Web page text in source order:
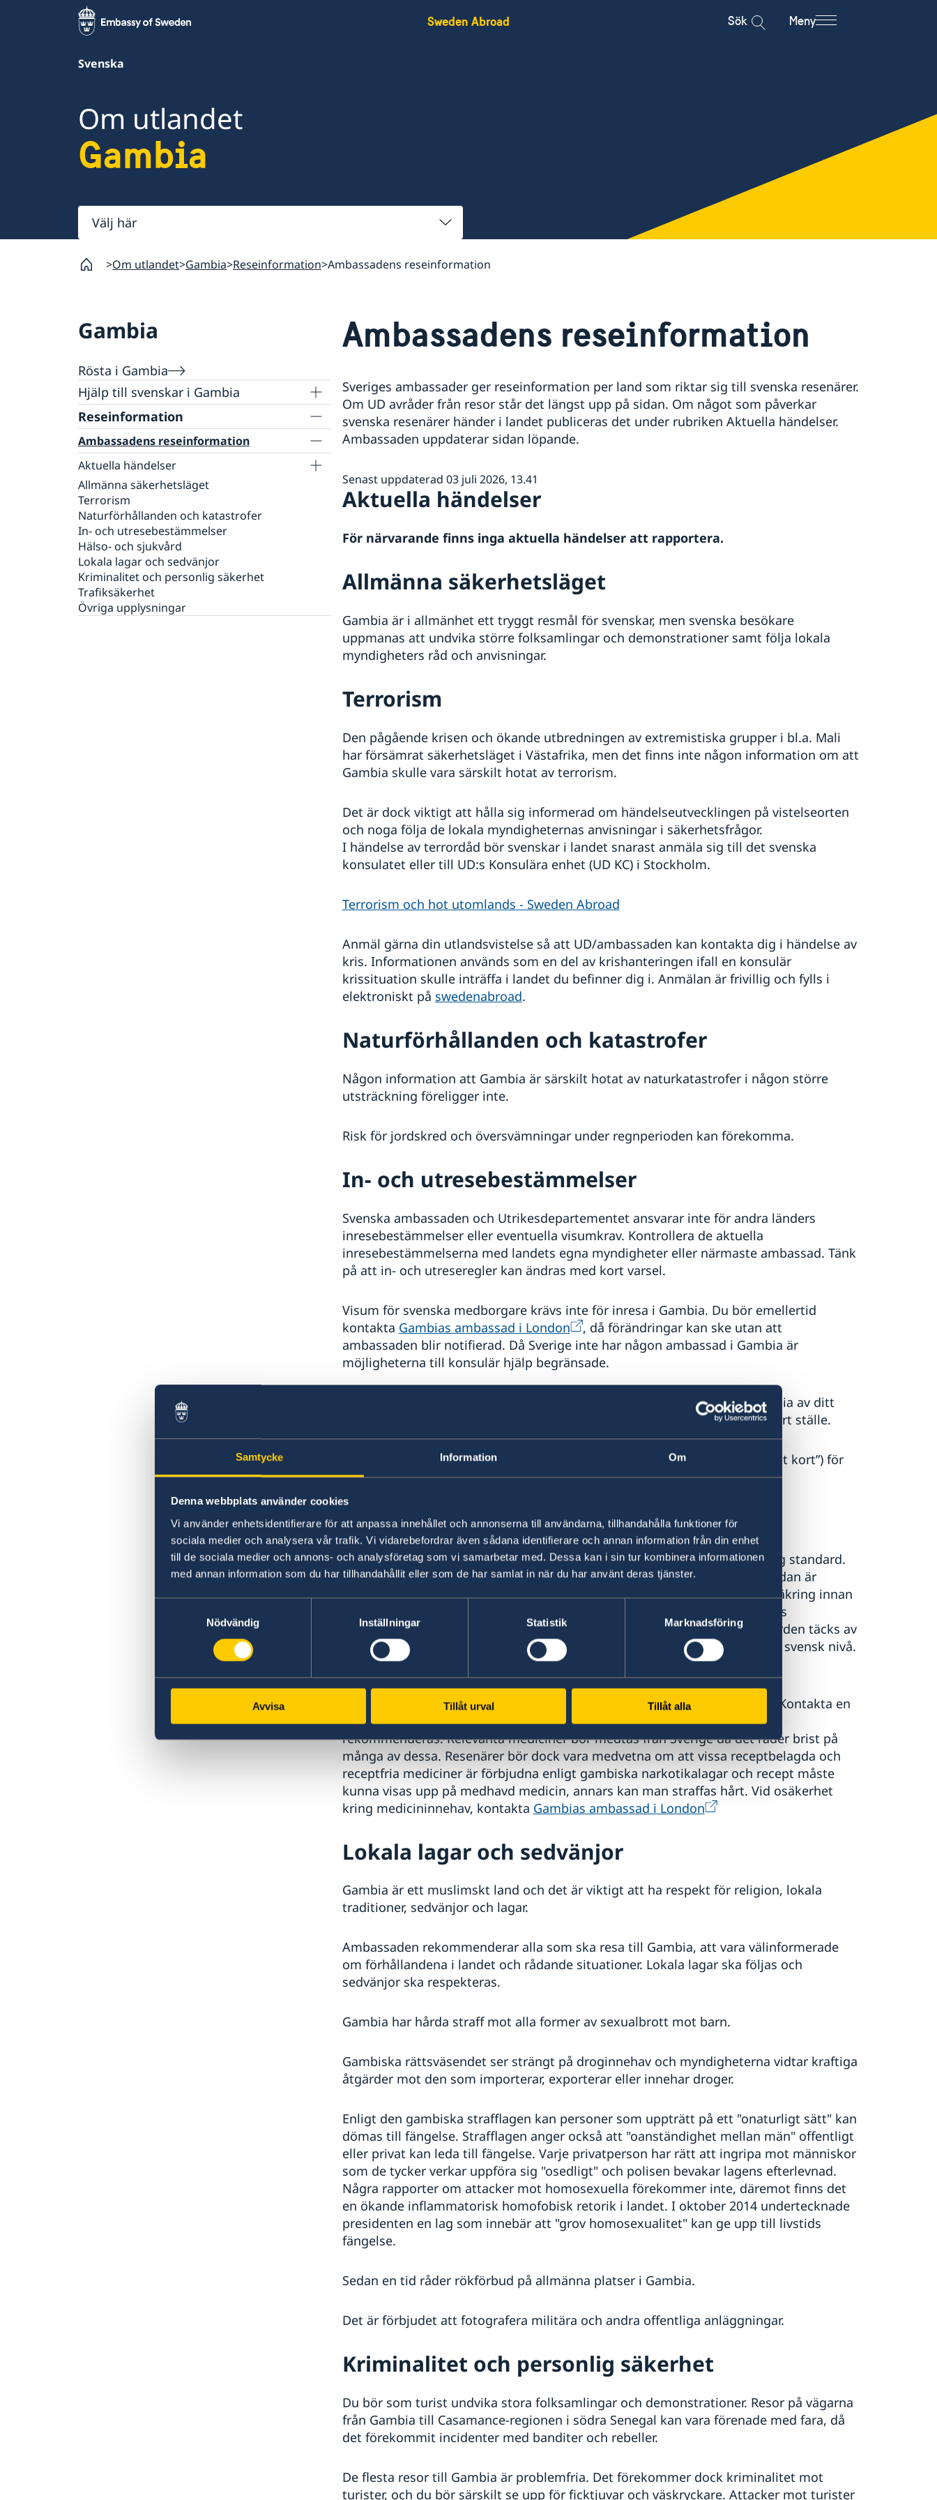
Samtycke Information Om
Denna webbplats använder cookies
Vi använder enhetsidentifierare för att anpassa innehållet och annonserna till användarna, tillhandahålla funktioner för
sociala medier och analysera vår trafik. Vi vidarebefordrar även sådana identifierare och annan information från din enhet
till de sociala medier och annons- och analysföretag som vi samarbetar med. Dessa kan i sin tur kombinera informationen
med annan information som du har tillhandahållit eller som de har samlat in när du har använt deras tjänster.
Nödvändig
Inställningar Statistik Marknadsföring
Avvisa Tillåt urval Tillåt alla
Sweden Abroad Sök Meny
Svenska
Om utlandet
Gambia
Välj
här
Om utlandet Gambia Reseinformation Ambassadens reseinformation
Gambia
Rösta i Gambia
Hjälp till svenskar i Gambia
Rösta i Gambia
Pass utomlands
Samordningsnummer
Provisoriskt pass
Gifta sig utomlands
Reseinformation
Ambassadens reseinformation
Aktuella händelser
Information om det nya Coronaviruset
Allmänna säkerhetsläget
Terrorism
Naturförhållanden och katastrofer
In- och utresebestämmelser
Hälso- och sjukvård
Lokala lagar och sedvänjor
Kriminalitet och personlig säkerhet
Trafiksäkerhet
Övriga upplysningar
Ambassadens reseinformation
Sveriges ambassader ger reseinformation per land som riktar sig till svenska resenärer.
Om UD avråder från resor står det längst upp på sidan. Om något som påverkar
svenska resenärer händer i landet publiceras det under rubriken Aktuella händelser.
Ambassaden uppdaterar sidan löpande.
Senast uppdaterad 03 juli 2026, 13.41
Aktuella händelser
För närvarande finns inga aktuella händelser att rapportera.
Allmänna säkerhetsläget
Gambia är i allmänhet ett tryggt resmål för svenskar, men svenska besökare
uppmanas att undvika större folksamlingar och demonstrationer samt följa lokala
myndigheters råd och anvisningar.
Terrorism
Den pågående krisen och ökande utbredningen av extremistiska grupper i bl.a. Mali
har försämrat säkerhetsläget i Västafrika, men det finns inte någon information om att
Gambia skulle vara särskilt hotat av terrorism.
Det är dock viktigt att hålla sig informerad om händelseutvecklingen på vistelseorten
och noga följa de lokala myndigheternas anvisningar i säkerhetsfrågor.
I händelse av terrordåd bör svenskar i landet snarast anmäla sig till det svenska
konsulatet eller till UD:s Konsulära enhet (UD KC) i Stockholm.
Terrorism och hot utomlands - Sweden Abroad
Anmäl gärna din utlandsvistelse så att UD/ambassaden kan kontakta dig i händelse av
kris. Informationen används som en del av krishanteringen ifall en konsulär
krissituation skulle inträffa i landet du befinner dig i. Anmälan är frivillig och fylls i
elektroniskt på swedenabroad.
Naturförhållanden och katastrofer
Någon information att Gambia är särskilt hotat av naturkatastrofer i någon större
utsträckning föreligger inte.
Risk för jordskred och översvämningar under regnperioden kan förekomma.
In- och utresebestämmelser
Svenska ambassaden och Utrikesdepartementet ansvarar inte för andra länders
inresebestämmelser eller eventuella visumkrav. Kontrollera de aktuella
inresebestämmelserna med landets egna myndigheter eller närmaste ambassad. Tänk
på att in- och utreseregler kan ändras med kort varsel.
Visum för svenska medborgare krävs inte för inresa i Gambia. Du bör emellertid
kontakta Gambias ambassad i London
, då förändringar kan ske utan att
ambassaden blir notifierad. Då Sverige inte har någon ambassad i Gambia är
möjligheterna till konsulär hjälp begränsade.
Turister bör bära med sig ID-handlingar vid alla tillfällen. Bär gärna en kopia av ditt
pass. Tänk på att ditt pass är ett värdehandling, förvara passet på ett säkert ställe.
Varje resenär bör ha fullgott vaccinationsintyg, däribland vaccinbevis (”Gult kort”) för
Gula febern om man har vistats i länder där det förekommer.
Hälso- och sjukvård
Resenärer bör vara medvetna om att sjukhusen i Gambia håller mycket låg standard.
Vid allvarliga sjukdomsfall kan evakuering till Europa bli nödvändig. En sådan är
mycket kostsam. De tär därför nödvändigt att ha en heltäckande reseförsäkring innan
man reser till Gambia. Vid olycksfall bör man kontakta försäkringsbolagets
larmcentral. Det är larmcentralen som kan ge sjukhusen en garanti att vården täcks av
försäkringen, men de flesta sjukhusen har inte acceptabel standard enligt svensk nivå.
Se över ditt försäkringsskydd före avresan!
Bland hälsorisker bör nämnas malaria, denguefeber, gula febern och HIV. Kontakta en
vaccinationscentral i god tid innan avresa till Gambia. Malariaprofylax
rekommenderas. Relevanta mediciner bör medtas från Sverige då det råder brist på
många av dessa. Resenärer bör dock vara medvetna om att vissa receptbelagda och
receptfria mediciner är förbjudna enligt gambiska narkotikalagar och recept måste
kunna visas upp på medhavd medicin, annars kan man straffas hårt. Vid osäkerhet
kring medicininnehav, kontakta Gambias ambassad i London
Lokala lagar och sedvänjor
Gambia är ett muslimskt land och det är viktigt att ha respekt för religion, lokala
traditioner, sedvänjor och lagar.
Ambassaden rekommenderar alla som ska resa till Gambia, att vara välinformerade
om förhållandena i landet och rådande situationer. Lokala lagar ska följas och
sedvänjor ska respekteras.
Gambia har hårda straff mot alla former av sexualbrott mot barn.
Gambiska rättsväsendet ser strängt på droginnehav och myndigheterna vidtar kraftiga
åtgärder mot den som importerar, exporterar eller innehar droger.
Enligt den gambiska strafflagen kan personer som uppträtt på ett "onaturligt sätt" kan
dömas till fängelse. Strafflagen anger också att "oanständighet mellan män" offentligt
eller privat kan leda till fängelse. Varje privatperson har rätt att ingripa mot människor
som de tycker verkar uppföra sig "osedligt" och polisen bevakar lagens efterlevnad.
Några rapporter om attacker mot homosexuella förekommer inte, däremot finns det
en ökande inflammatorisk homofobisk retorik i landet. I oktober 2014 undertecknade
presidenten en lag som innebär att "grov homosexualitet" kan ge upp till livstids
fängelse.
Sedan en tid råder rökförbud på allmänna platser i Gambia.
Det är förbjudet att fotografera militära och andra offentliga anläggningar.
Kriminalitet och personlig säkerhet
Du bör som turist undvika stora folksamlingar och demonstrationer. Resor på vägarna
från Gambia till Casamance-regionen i södra Senegal kan vara förenade med fara, då
det förekommit incidenter med banditer och rebeller.
De flesta resor till Gambia är problemfria. Det förekommer dock kriminalitet mot
turister, och du bör särskilt se upp för ficktjuvar och väskryckare. Attacker mot turister